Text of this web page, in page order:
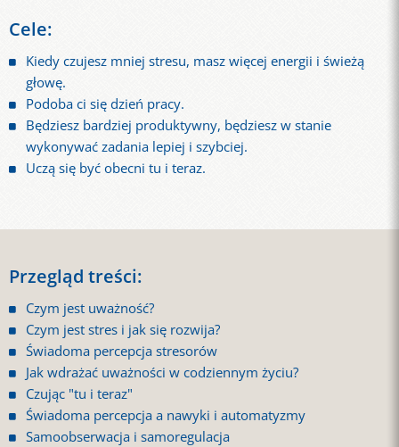
Cele:
Kiedy czujesz mniej stresu, masz więcej energii i świeżą
głowę.
Podoba ci się dzień pracy.
Będziesz bardziej produktywny, będziesz w stanie
wykonywać zadania lepiej i szybciej.
Uczą się być obecni tu i teraz.
Przegląd treści:
Czym jest uważność?
Czym jest stres i jak się rozwija?
Świadoma percepcja stresorów
Jak wdrażać uważności w codziennym życiu?
Czując "tu i teraz"
Świadoma percepcja a nawyki i automatyzmy
Samoobserwacja i samoregulacja